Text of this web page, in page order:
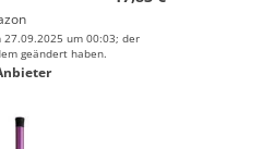
um 00:03; der
geändert haben.